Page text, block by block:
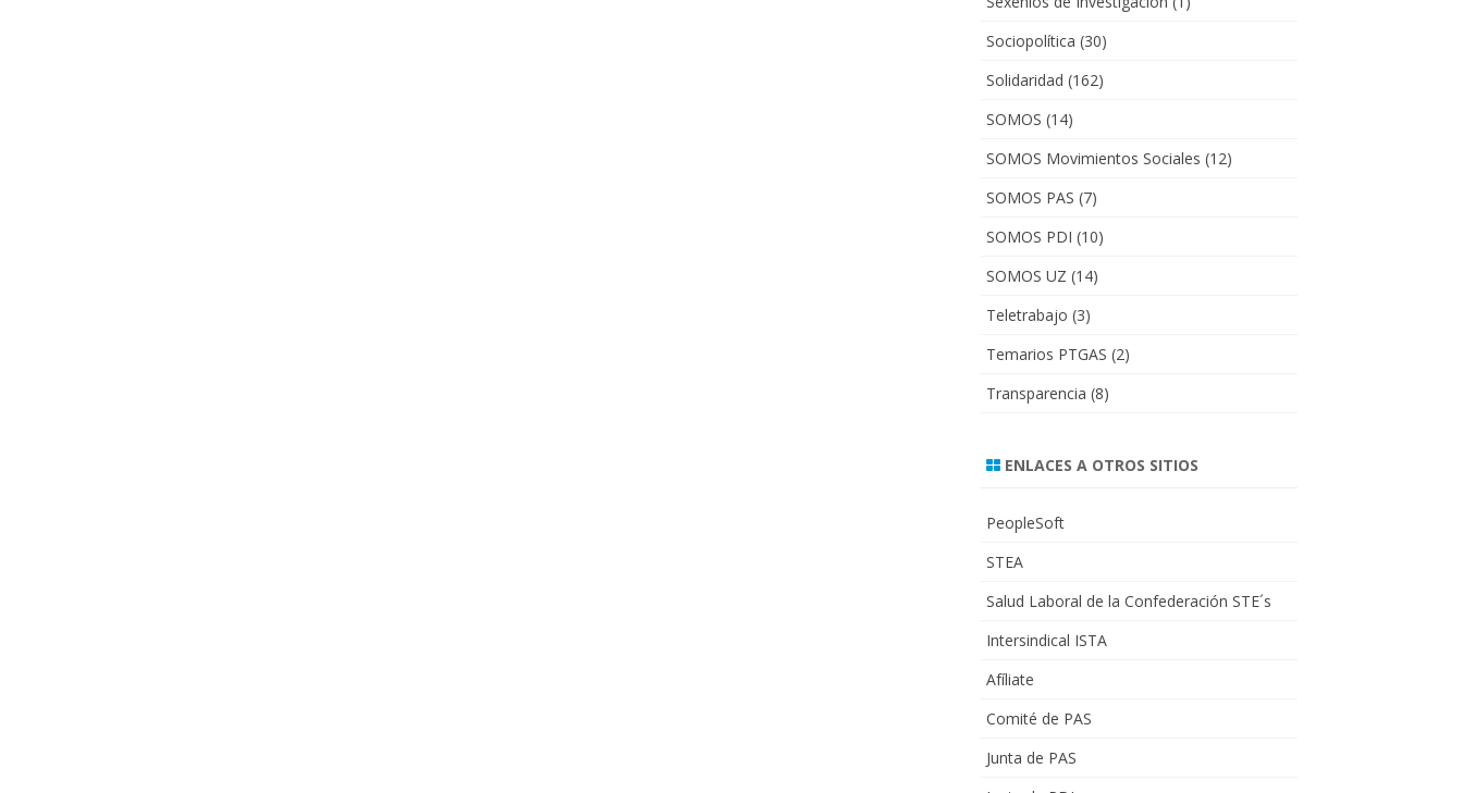
Sociopolítica (30)
Solidaridad (162)
SOMOS (14)
SOMOS Movimientos Sociales (12)
SOMOS PAS (7)
SOMOS PDI (10)
SOMOS UZ (14)
Teletrabajo (3)
Temarios PTGAS (2)
Transparencia (8)
ENLACES A OTROS SITIOS
PeopleSoft
STEA
Salud Laboral de la Confederación STE´s
Intersindical ISTA
Afíliate
Comité de PAS
Junta de PAS